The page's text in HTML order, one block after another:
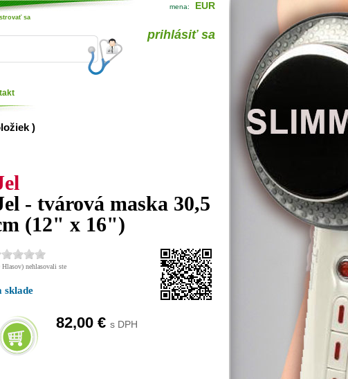
sa
mena: EUR
prihlásiť sa
)
- tvárová maska 30,5
(12" x 16")
nehlasovali ste
sklade
82,00 € s DPH